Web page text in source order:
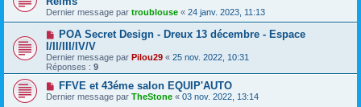
Dernier message par troublouse « 24 janv. 2023, 11:13
POA Secret Design - Dreux 13 décembre - Espace
I/II/III/IV/V
Dernier message par Pilou29 « 25 nov. 2022, 10:31
Réponses : 9
FFVE et 43éme salon EQUIP'AUTO
Dernier message par TheStone « 03 nov. 2022, 13:14